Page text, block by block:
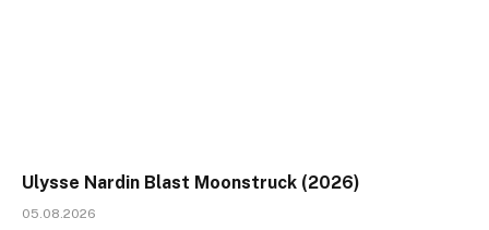
Ulysse Nardin Blast Moonstruck (2026)
05.08.2026